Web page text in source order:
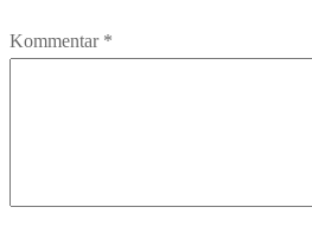
Kommentar *